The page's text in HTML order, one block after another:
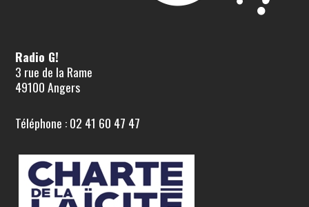
Radio G!
3 rue de la Rame
49100 Angers
Téléphone : 02 41 60 47 47